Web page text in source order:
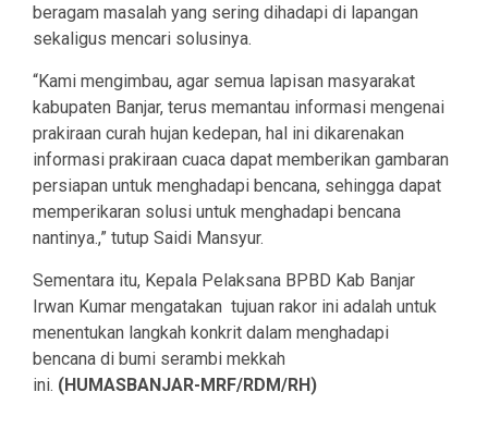
beragam masalah yang sering dihadapi di lapangan
sekaligus mencari solusinya.
“Kami mengimbau, agar semua lapisan masyarakat
kabupaten Banjar, terus memantau informasi mengenai
prakiraan curah hujan kedepan, hal ini dikarenakan
informasi prakiraan cuaca dapat memberikan gambaran
persiapan untuk menghadapi bencana, sehingga dapat
memperikaran solusi untuk menghadapi bencana
nantinya.,” tutup Saidi Mansyur.
Sementara itu, Kepala Pelaksana BPBD Kab Banjar
Irwan Kumar mengatakan tujuan rakor ini adalah untuk
menentukan langkah konkrit dalam menghadapi
bencana di bumi serambi mekkah
ini. (HUMASBANJAR-MRF/RDM/RH)